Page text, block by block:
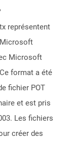
représentent
Microsoft
format a été
fichier POT
et est pris
Les fichiers
créer des